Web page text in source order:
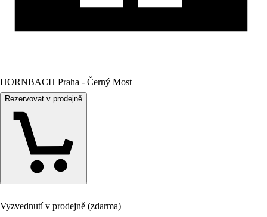
HORNBACH Praha - Černý Most
Rezervovat v prodejně
Vyzvednutí v prodejně (zdarma)